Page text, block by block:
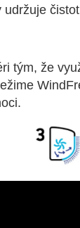
udržuje
tým, že